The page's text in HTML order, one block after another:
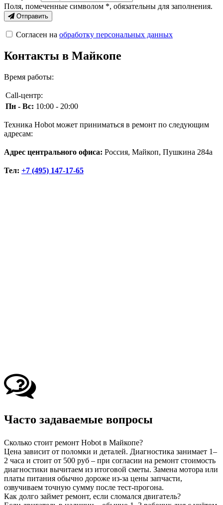
Поля, помеченные символом *, обязательны для заполнения.
Отправить
Согласен на обработку персональных данных
Контакты в Майкопе
Время работы:
Call-центр:
Пн - Вс: 10:00 - 20:00
Техника Hobot может приниматься в ремонт по следующим
адресам:
Адрес центрального офиса: Россия, Майкоп, Пушкина 284а
Тел: +7 (495) 147-17-65
Часто задаваемые вопросы
Сколько стоит ремонт Hobot в Майкопе?
Цена зависит от поломки и деталей. Диагностика занимает 1–
2 часа и стоит от 500 руб – при согласии на ремонт стоимость
диагностики вычитаем из итоговой сметы. Замена мотора или
платы питания обычно дороже из-за цены запчасти,
озвучиваем точную сумму после тест-прогона.
Как долго займет ремонт, если сломался двигатель?